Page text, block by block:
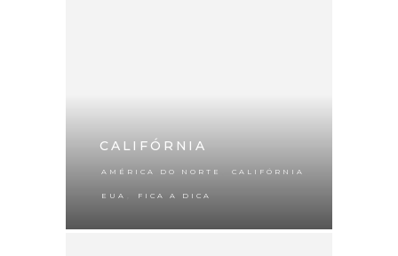
CALIFÓRNIA
AMÉRICA DO NORTE CALIFÓRNIA
EUA FICA A DICA